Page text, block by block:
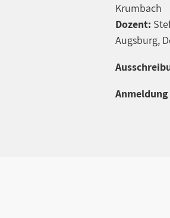
Krumbach
Dozent:
Augsburg,